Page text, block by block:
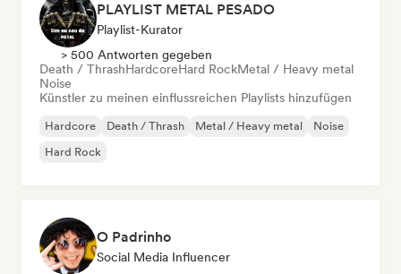
PLAYLIST METAL PESADO
Playlist-Kurator
> 500 Antworten gegeben
Death / ThrashHardcoreHard RockMetal / Heavy metal
Noise
Künstler zu meinen einflussreichen Playlists hinzufügen
Hardcore Death / Thrash Metal / Heavy metal
Noise
Hard Rock
O Padrinho
Social Media Influencer